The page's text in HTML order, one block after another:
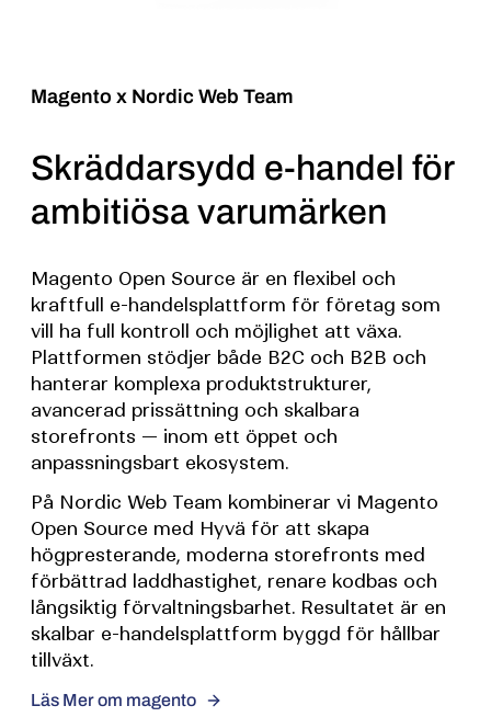
Magento x Nordic Web Team
Skräddarsydd e-handel för
ambitiösa varumärken
Magento Open Source är en flexibel och
kraftfull e-handelsplattform för företag som
vill ha full kontroll och möjlighet att växa.
Plattformen stödjer både B2C och B2B och
hanterar komplexa produktstrukturer,
avancerad prissättning och skalbara
storefronts — inom ett öppet och
anpassningsbart ekosystem.
På Nordic Web Team kombinerar vi Magento
Open Source med Hyvä för att skapa
högpresterande, moderna storefronts med
förbättrad laddhastighet, renare kodbas och
långsiktig förvaltningsbarhet. Resultatet är en
skalbar e-handelsplattform byggd för hållbar
tillväxt.
Läs Mer om magento